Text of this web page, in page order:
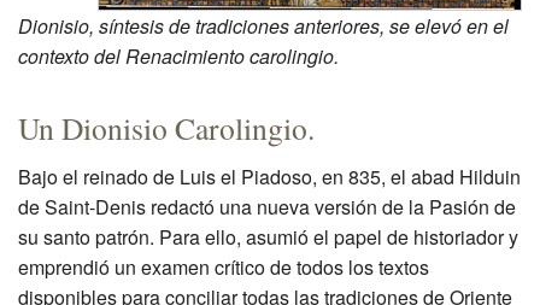
Dionisio, síntesis de tradiciones anteriores, se elevó en el
contexto del Renacimiento carolingio.
Un Dionisio Carolingio.
Bajo el reinado de Luis el Piadoso, en 835, el abad Hilduin
de Saint-Denis redactó una nueva versión de la Pasión de
su santo patrón. Para ello, asumió el papel de historiador y
emprendió un examen crítico de todos los textos
disponibles para conciliar todas las tradiciones de Oriente